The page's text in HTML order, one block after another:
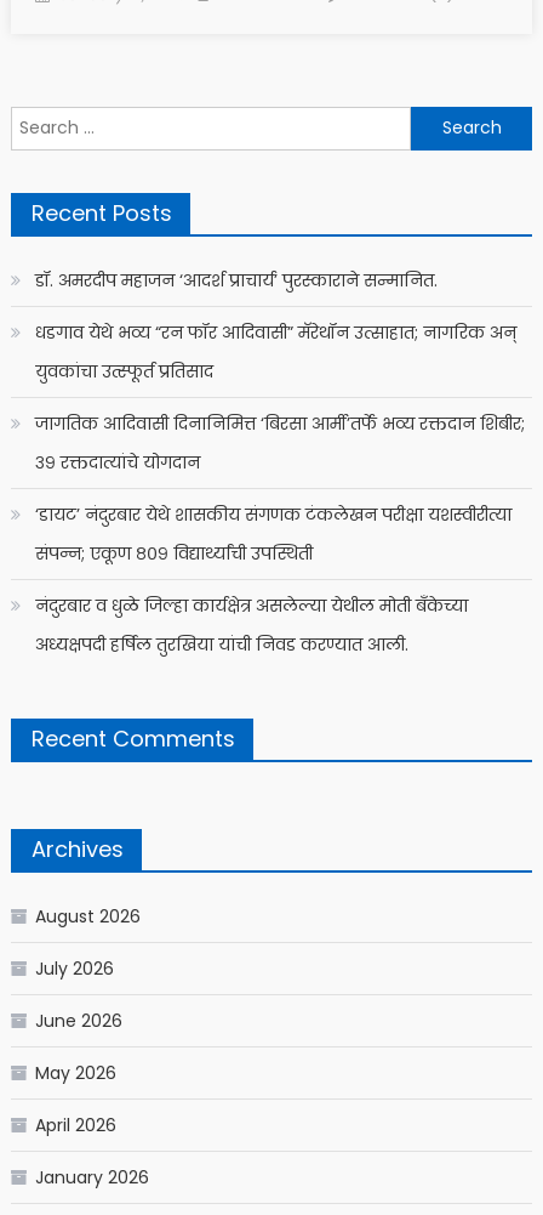
Search
for:
Recent Posts
डॉ. अमरदीप महाजन ‘आदर्श प्राचार्य’ पुरस्काराने सन्मानित.
धडगाव येथे भव्य “रन फॉर आदिवासी” मॅरेथॉन उत्साहात; नागरिक अन्
युवकांचा उत्स्फूर्त प्रतिसाद
जागतिक आदिवासी दिनानिमित्त ‘बिरसा आर्मी’तर्फे भव्य रक्तदान शिबीर;
३९ रक्तदात्यांचे योगदान
‘डायट’ नंदुरबार येथे शासकीय संगणक टंकलेखन परीक्षा यशस्वीरीत्या
संपन्न; एकूण ८०९ विद्यार्थ्यांची उपस्थिती
नंदुरबार व धुळे जिल्हा कार्यक्षेत्र असलेल्या येथील मोती बँकेच्या
अध्यक्षपदी हर्षिल तुरखिया यांची निवड करण्यात आली.
Recent Comments
Archives
August 2026
July 2026
June 2026
May 2026
April 2026
January 2026